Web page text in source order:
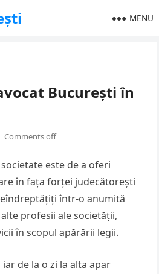
MENU
București în
Comments off
este de a oferi
în fața forței judecătorești
într-o anumită
profesii ale societății,
în scopul apărării legii.
de la o zi la alta apar